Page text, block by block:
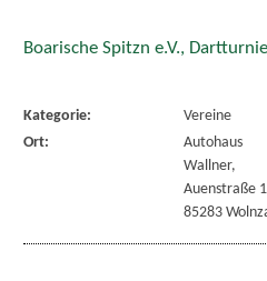
Boarische Spitzn e.V.,
Kategorie:
Vereine
Ort:
Autohaus
Wallner,
Auenstraße
85283